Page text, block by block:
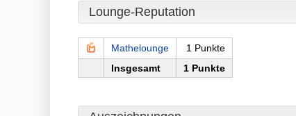
Lounge-Reputation
Mathelounge
1 Punkte
Insgesamt
1 Punkte